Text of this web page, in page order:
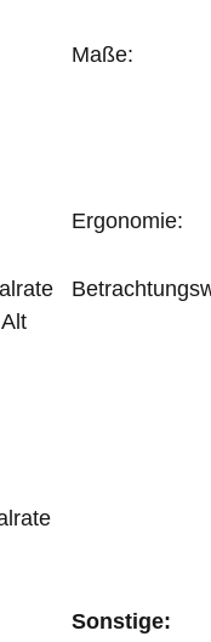
Maße:
Ergonomie:
Sonstige: